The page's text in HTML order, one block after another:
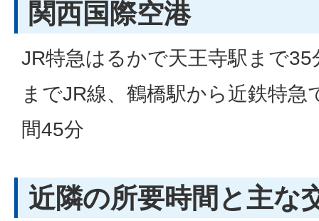
関西国際空港
JR特急はるかで天王寺駅まで
までJR線、鶴橋駅から近鉄特急
間45分
近隣の所要時間と主な